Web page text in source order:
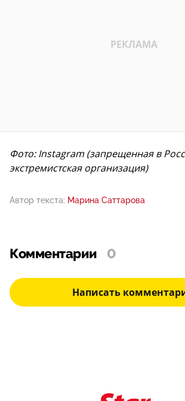
Фото: Instagram (запрещенная в
экстремистская организация)
Автор текста: Марина Саттарова
Комментарии 0
Написать